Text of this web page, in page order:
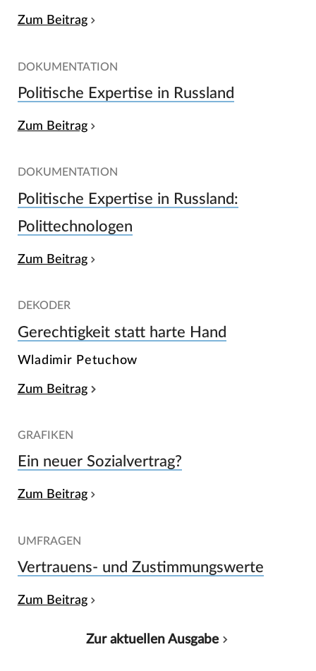
Zum Beitrag
DOKUMENTATION
Politische Expertise in Russland
Zum Beitrag
DOKUMENTATION
Politische Expertise in Russland:
Polittechnologen
Zum Beitrag
DEKODER
Gerechtigkeit statt harte Hand
Wladimir Petuchow
Zum Beitrag
GRAFIKEN
Ein neuer Sozialvertrag?
Zum Beitrag
UMFRAGEN
Vertrauens- und Zustimmungswerte
Zum Beitrag
Zur aktuellen Ausgabe